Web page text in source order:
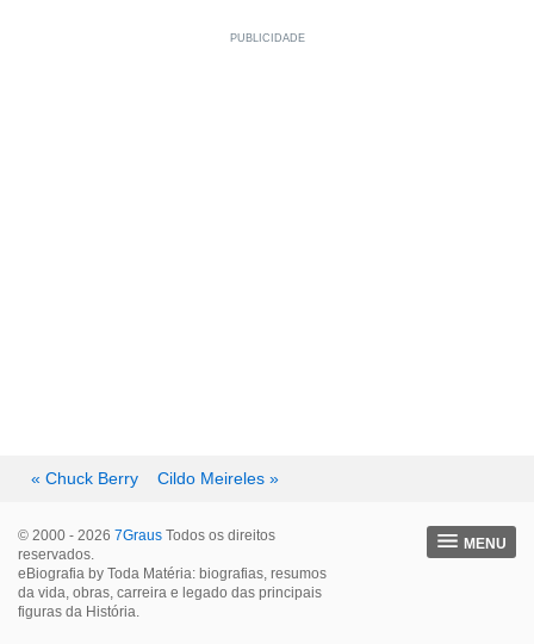
« Chuck Berry Cildo Meireles »
MENU
© 2000 - 2026 7Graus Todos os direitos
reservados.
eBiografia by Toda Matéria: biografias, resumos
da vida, obras, carreira e legado das principais
figuras da História.